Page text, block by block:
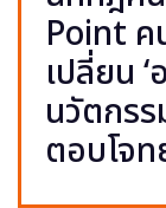
Point ค
เปลี่ยน ‘
นวัตกร
ตอบโจ